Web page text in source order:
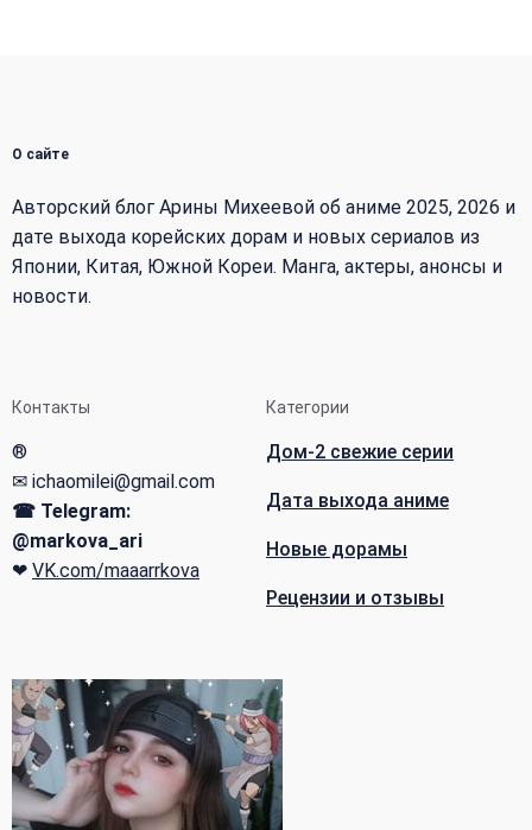
О сайте
Авторский блог Арины Михеевой об аниме 2025, 2026 и
дате выхода корейских дорам и новых сериалов из
Японии, Китая, Южной Кореи. Манга, актеры, анонсы и
новости.
Контакты
®
✉ ichaomilei@gmail.com
☎ Telegram:
@markova_ari
❤ VK.com/maaarrkova
Категории
Дом-2 свежие серии
Дата выхода аниме
Новые дорамы
Рецензии и отзывы